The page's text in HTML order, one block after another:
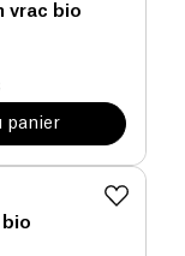
vrac bio
panier
bio